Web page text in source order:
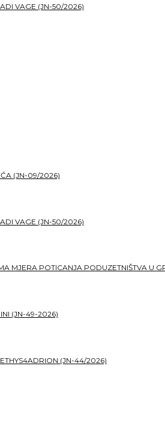
VAGE (JN-50/2026)
(JN-09/2026)
VAGE (JN-50/2026)
MJERA POTICANJA PODUZETNIŠTVA U
(JN-49-2026)
(JN-44/2026)